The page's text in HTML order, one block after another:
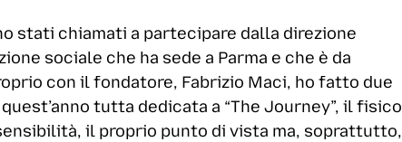
stati chiamati a partecipare dalla direzione
sociale che ha sede a Parma e che è da
con il fondatore, Fabrizio Maci, ho fatto due
tutta dedicata a “The Journey”, il fisico
il proprio punto di vista ma, soprattutto,